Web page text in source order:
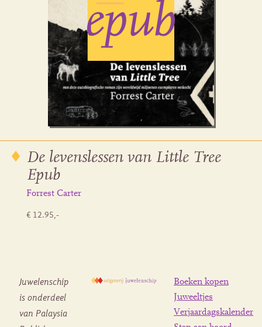
De levenslessen van Little Tree
Epub
Forrest Carter
€ 12.95,-
Juwelenschip
is onderdeel
van Palaysia
Boeken kopen
Juweeltjes
Verjaardagskalender